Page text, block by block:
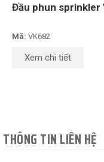
Đầu phun sprinkler
Mã: VK682
Xem chi tiết
THÔNG TIN LIÊN HỆ